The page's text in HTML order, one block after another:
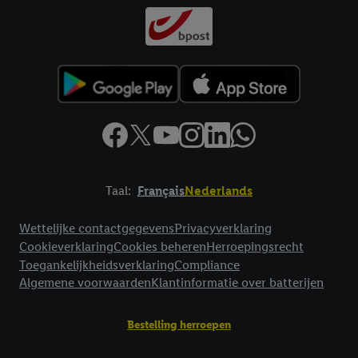
Taal: FrançaisNederlands
Wettelijke contactgegevensPrivacyverklaring
CookieverklaringCookies beherenHerroepingsrecht
ToegankelijkheidsverklaringCompliance
Algemene voorwaardenKlantinformatie over batterijen
Bestelling herroepen